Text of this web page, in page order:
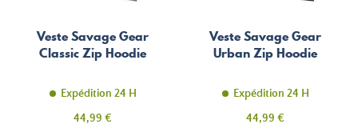
Veste Savage Gear
Classic Zip Hoodie
Expédition 24 H
Prix
44,99 €
Veste Savage Gear
Urban Zip Hoodie
Expédition 24 H
Prix
44,99 €